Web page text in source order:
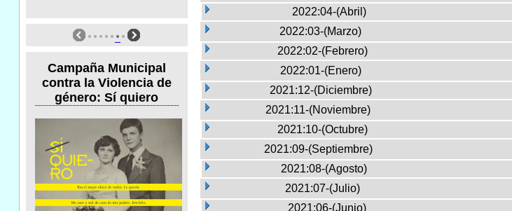
Campaña Municipal
contra la Violencia de
género: Sí quiero
2022:04-(Abril)
2022:03-(Marzo)
2022:02-(Febrero)
2022:01-(Enero)
2021:12-(Diciembre)
2021:11-(Noviembre)
2021:10-(Octubre)
2021:09-(Septiembre)
2021:08-(Agosto)
2021:07-(Julio)
2021:06-(Junio)